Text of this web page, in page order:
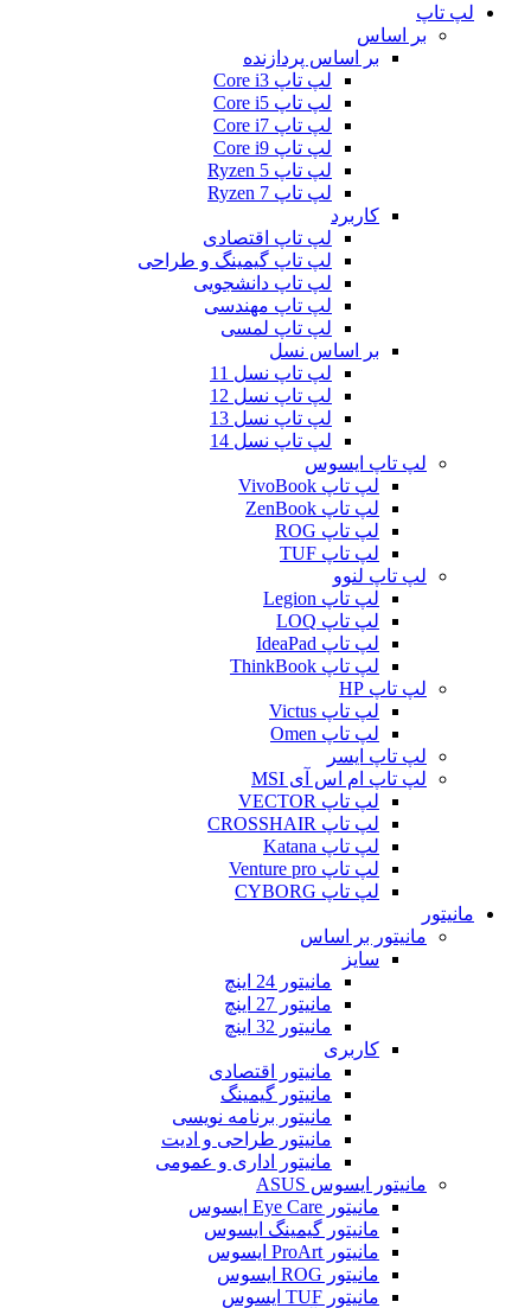
لپ تاپ
بر اساس
بر اساس پردازنده
لپ تاپ Core i3
لپ تاپ Core i5
لپ تاپ Core i7
لپ تاپ Core i9
لپ تاپ Ryzen 5
لپ تاپ Ryzen 7
کاربرد
لپ تاپ اقتصادی
لپ تاپ گیمینگ و طراحی
لپ تاپ دانشجویی
لپ تاپ مهندسی
لپ تاپ لمسی
بر اساس نسل
لپ تاپ نسل 11
لپ تاپ نسل 12
لپ تاپ نسل 13
لپ تاپ نسل 14
لپ تاپ ایسوس
لپ تاپ VivoBook
لپ تاپ ZenBook
لپ تاپ ROG
لپ تاپ TUF
لپ تاپ لنوو
لپ تاپ Legion
لپ تاپ LOQ
لپ تاپ IdeaPad
لپ تاپ ThinkBook
لپ تاپ HP
لپ تاپ Victus
لپ تاپ Omen
لپ تاپ ایسر
لپ تاپ ام اس آی MSI
لپ تاپ VECTOR
لپ تاپ CROSSHAIR
لپ تاپ Katana
لپ تاپ Venture pro
لپ تاپ CYBORG
مانیتور
مانیتور بر اساس
سایز
مانیتور 24 اینچ
مانیتور 27 اینچ
مانیتور 32 اینچ
کاربری
مانیتور اقتصادی
مانیتور گیمینگ
مانیتور برنامه نویسی
مانیتور طراحی و ادیت
مانیتور اداری و عمومی
مانیتور ایسوس ASUS
مانیتور Eye Care ایسوس
مانیتور گیمینگ ایسوس
مانیتور ProArt ایسوس
مانیتور ROG ایسوس
مانیتور TUF ایسوس